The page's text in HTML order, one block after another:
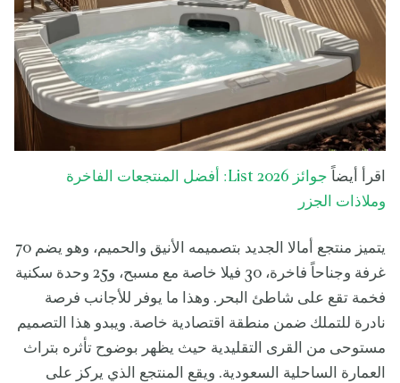
اقرأ أيضاً
جوائز List 2026: أفضل المنتجعات الفاخرة
وملاذات الجزر
يتميز منتجع أمالا الجديد بتصميمه الأنيق والحميم، وهو يضم 70
غرفة وجناحاً فاخرة، 30 فيلا خاصة مع مسبح، و25 وحدة سكنية
فخمة تقع على شاطئ البحر. وهذا ما يوفر للأجانب فرصة
نادرة للتملك ضمن منطقة اقتصادية خاصة. ويبدو هذا التصميم
مستوحى من القرى التقليدية حيث يظهر بوضوح تأثره بتراث
العمارة الساحلية السعودية. ويقع المنتجع الذي يركز على